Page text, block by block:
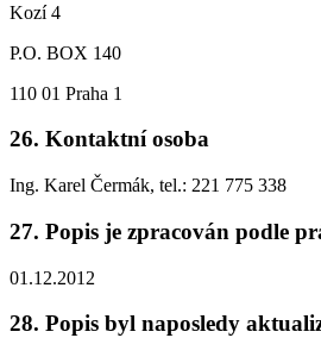
Kozí 4
P.O. BOX 140
110 01 Praha 1
26. Kontaktní osoba
Ing. Karel Čermák, tel.: 221 775 338
27. Popis je zpracován podle
01.12.2012
28. Popis byl naposledy